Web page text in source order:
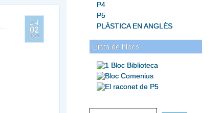
P4
P5
PLÀSTICA EN ANGLÈS
Llista de blocs
24
02
2011